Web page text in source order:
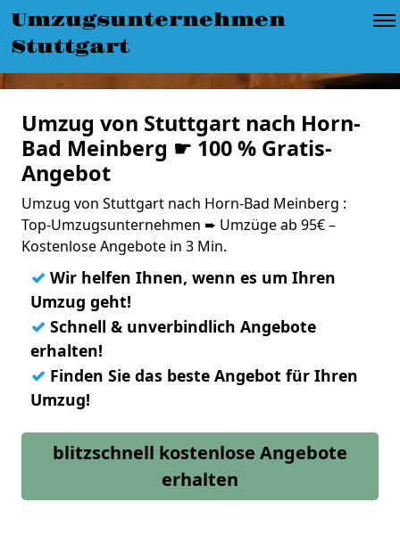
Umzugsunternehmen
Stuttgart
Umzug von Stuttgart nach Horn-
Bad Meinberg ☛ 100 % Gratis-
Angebot
Umzug von Stuttgart nach Horn-Bad Meinberg :
Top-Umzugsunternehmen ➨ Umzüge ab 95€ –
Kostenlose Angebote in 3 Min.
✓ Wir helfen Ihnen, wenn es um Ihren
Umzug geht!
✓ Schnell & unverbindlich Angebote
erhalten!
✓ Finden Sie das beste Angebot für Ihren
Umzug!
blitzschnell kostenlose Angebote
erhalten